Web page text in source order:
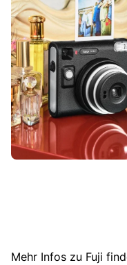
Mehr Infos zu Fuji